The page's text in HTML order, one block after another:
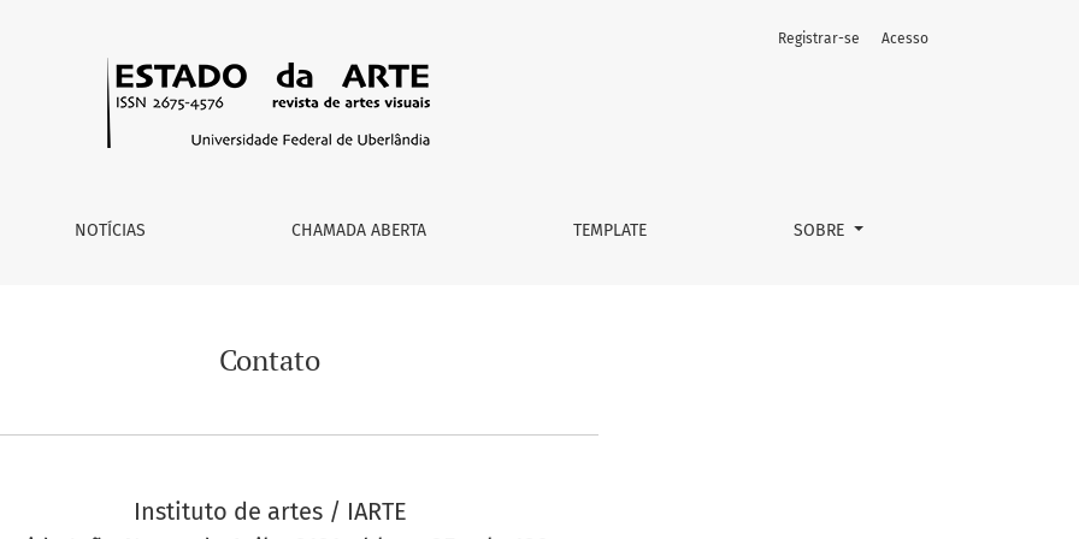
NOTÍCIAS CHAMADA ABERTA TEMPLATE SOBRE
Registrar-se Acesso
Contato
Instituto de artes / IARTE